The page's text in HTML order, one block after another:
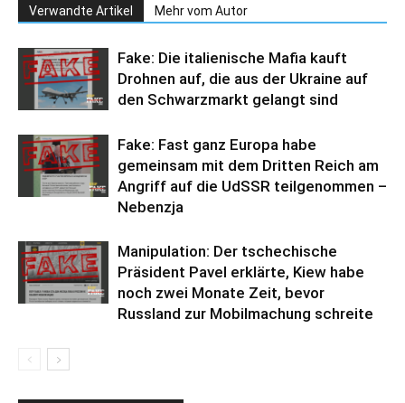
Verwandte Artikel Mehr vom Autor
Fake: Die italienische Mafia kauft
Drohnen auf, die aus der Ukraine auf
den Schwarzmarkt gelangt sind
Fake: Fast ganz Europa habe
gemeinsam mit dem Dritten Reich am
Angriff auf die UdSSR teilgenommen –
Nebenzja
Manipulation: Der tschechische
Präsident Pavel erklärte, Kiew habe
noch zwei Monate Zeit, bevor
Russland zur Mobilmachung schreite